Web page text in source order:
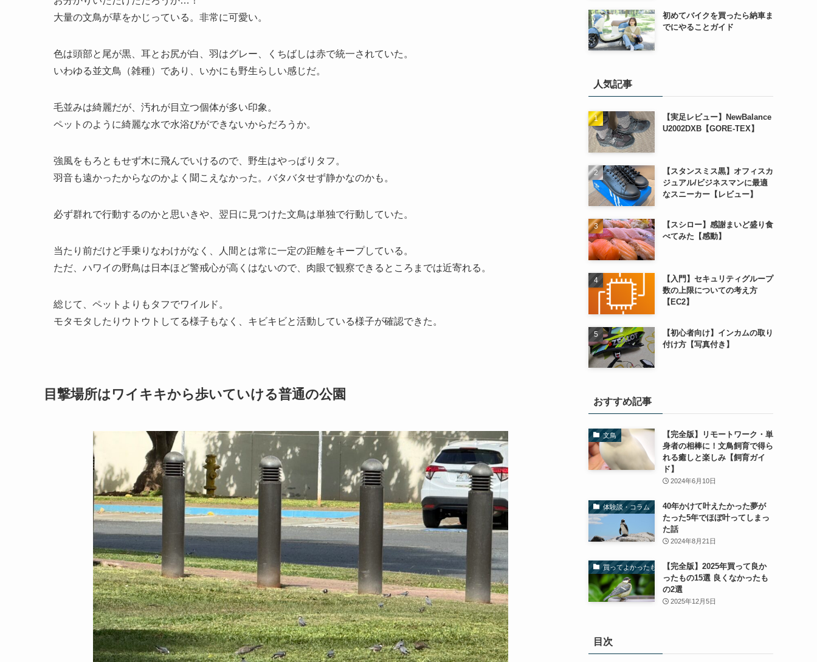
大量の文鳥が草をかじっている。非常に可愛い。
色は頭部と尾が黒、耳とお尻が白、羽はグレー、くちばしは赤で統一されていた。
いわゆる並文鳥（雑種）であり、いかにも野生らしい感じだ。
毛並みは綺麗だが、汚れが目立つ個体が多い印象。
ペットのように綺麗な水で水浴びができないからだろうか。
強風をもろともせず木に飛んでいけるので、野生はやっぱりタフ。
羽音も遠かったからなのかよく聞こえなかった。バタバタせず静かなのかも。
必ず群れで行動するのかと思いきや、翌日に見つけた文鳥は単独で行動していた。
当たり前だけど手乗りなわけがなく、人間とは常に一定の距離をキープしている。
ただ、ハワイの野鳥は日本ほど警戒心が高くはないので、肉眼で観察できるところまでは近寄れる。
総じて、ペットよりもタフでワイルド。
モタモタしたりウトウトしてる様子もなく、キビキビと活動している様子が確認できた。
目撃場所はワイキキから歩いていける普通の公園
初めてバイクを買ったら納車ま
でにやることガイド
人気記事
【実足レビュー】NewBalance
U2002DXB【GORE-TEX】
【スタンスミス黒】オフィスカ
ジュアル/ビジネスマンに最適
なスニーカー【レビュー】
【スシロー】感謝まいど盛り食
べてみた【感動】
【入門】セキュリティグループ
数の上限についての考え方
【EC2】
【初心者向け】インカムの取り
付け方【写真付き】
おすすめ記事
文鳥
【完全版】リモートワーク・単
身者の相棒に！文鳥飼育で得ら
れる癒しと楽しみ【飼育ガイ
ド】
2024年6月10日
体験談・コラム
40年かけて叶えたかった夢が
たった5年でほぼ叶ってしまっ
た話
2024年8月21日
買ってよかったもの
【完全版】2025年買って良か
ったもの15選 良くなかったも
の2選
2025年12月5日
目次